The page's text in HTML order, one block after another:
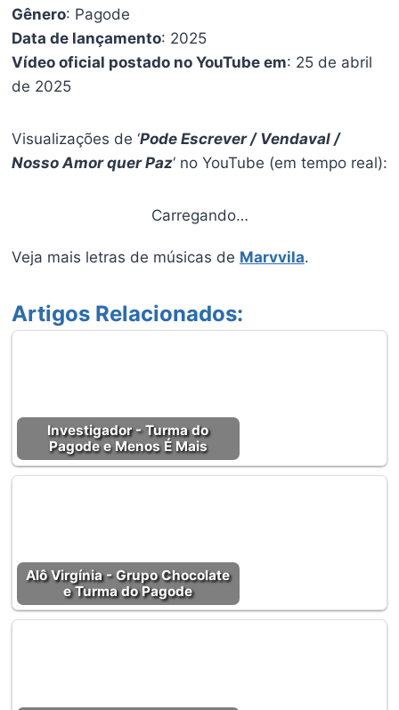
Gênero: Pagode
Data de lançamento: 2025
Vídeo oficial postado no YouTube em: 25 de abril
de 2025
Visualizações de ‘Pode Escrever / Vendaval /
Nosso Amor quer Paz‘ no YouTube (em tempo real):
Carregando…
Veja mais letras de músicas de Marvvila.
Artigos Relacionados:
Investigador - Turma do
Pagode e Menos É Mais
Alô Virgínia - Grupo Chocolate
e Turma do Pagode